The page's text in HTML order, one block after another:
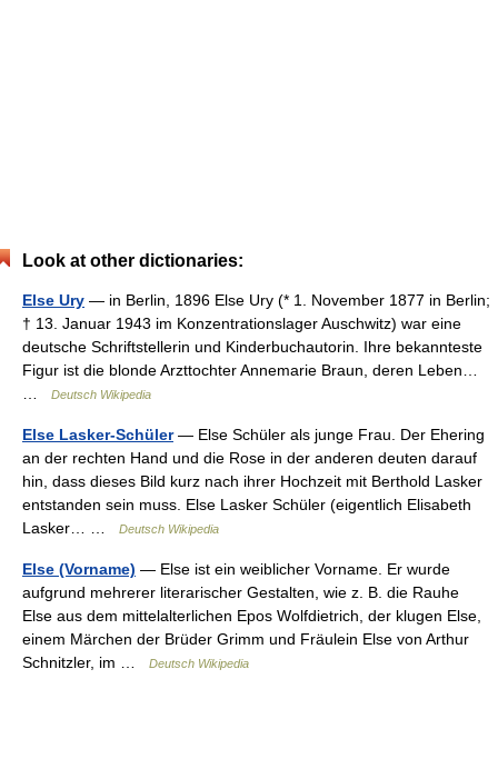
Look at other dictionaries:
Else Ury — in Berlin, 1896 Else Ury (* 1. November 1877 in Berlin;
† 13. Januar 1943 im Konzentrationslager Auschwitz) war eine
deutsche Schriftstellerin und Kinderbuchautorin. Ihre bekannteste
Figur ist die blonde Arzttochter Annemarie Braun, deren Leben…
Deutsch Wikipedia
Else Lasker-Schüler— Else Schüler als junge Frau. Der Ehering
an der rechten Hand und die Rose in der anderen deuten darauf
hin, dass dieses Bild kurz nach ihrer Hochzeit mit Berthold Lasker
entstanden sein muss. Else Lasker Schüler (eigentlich Elisabeth
Lasker… …
Deutsch Wikipedia
Else (Vorname) — Else ist ein weiblicher Vorname. Er wurde
aufgrund mehrerer literarischer Gestalten, wie z. B. die Rauhe
Else aus dem mittelalterlichen Epos Wolfdietrich, der klugen Else,
einem Märchen der Brüder Grimm und Fräulein Else von Arthur
Schnitzler, im …
Deutsch Wikipedia